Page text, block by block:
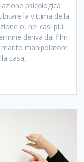
psicologica
la vittima della
o, nei casi più
deriva dal film
marito manipolatore
casa,…